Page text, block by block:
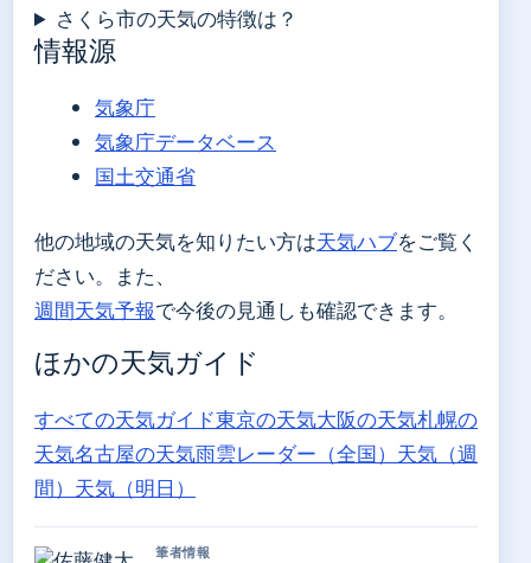
さくら市の天気の特徴は？
情報源
気象庁
気象庁データベース
国土交通省
他の地域の天気を知りたい方は天気ハブをご覧く
ださい。また、
週間天気予報で今後の見通しも確認できます。
ほかの天気ガイド
すべての天気ガイド東京の天気大阪の天気札幌の
天気名古屋の天気雨雲レーダー（全国） 天気（週
間） 天気（明日）
筆者情報